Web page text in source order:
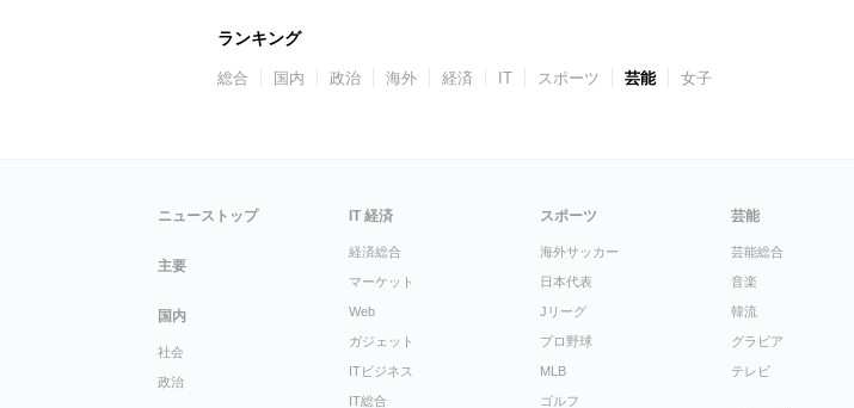
ランキング
総合 国内 政治 海外 経済 IT スポーツ 芸能 女子
ニューストップ
主要
国内
社会
政治
IT 経済
経済総合
マーケット
Web
ガジェット
ITビジネス
IT総合
スポーツ
海外サッカー
日本代表
Jリーグ
プロ野球
MLB
ゴルフ
芸能
芸能総合
音楽
韓流
グラビア
テレビ